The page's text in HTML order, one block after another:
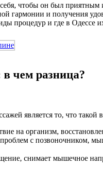
чтобы он был
гармонии и получения
процедур и где в Одессе
чем разница?
является то, что такой
на организм,
с позвоночником,
снимает мышечное